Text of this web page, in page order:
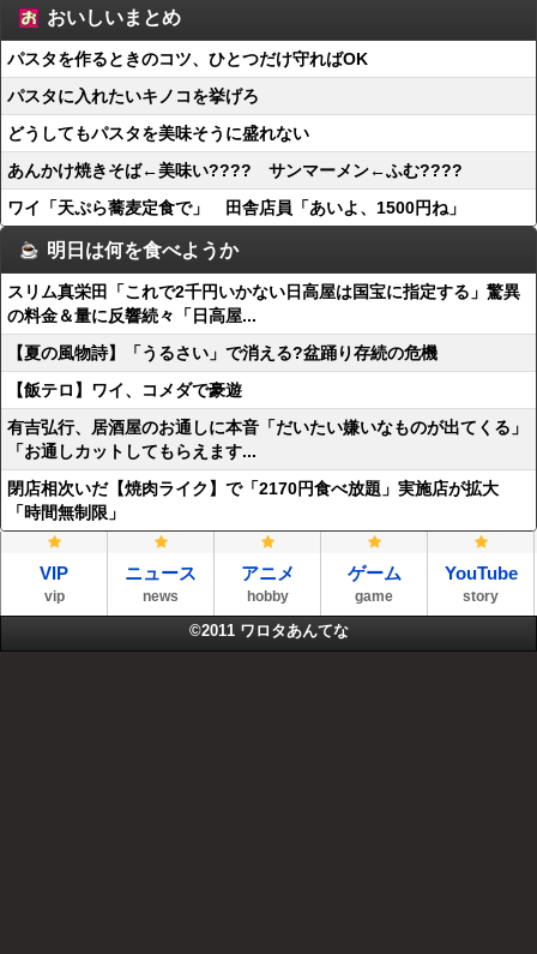
おいしいまとめ
パスタを作るときのコツ、ひとつだけ守ればOK
パスタに入れたいキノコを挙げろ
どうしてもパスタを美味そうに盛れない
あんかけ焼きそば←美味い???? サンマーメン←ふむ????
ワイ「天ぷら蕎麦定食で」 田舎店員「あいよ、1500円ね」
明日は何を食べようか
スリム真栄田「これで2千円いかない日高屋は国宝に指定する」驚異
の料金＆量に反響続々「日高屋...
【夏の風物詩】「うるさい」で消える?盆踊り存続の危機
【飯テロ】ワイ、コメダで豪遊
有吉弘行、居酒屋のお通しに本音「だいたい嫌いなものが出てくる」
「お通しカットしてもらえます...
閉店相次いだ【焼肉ライク】で「2170円食べ放題」実施店が拡大
「時間無制限」
VIP
vip
ニュース
news
アニメ
hobby
ゲーム
game
YouTube
story
©2011 ワロタあんてな